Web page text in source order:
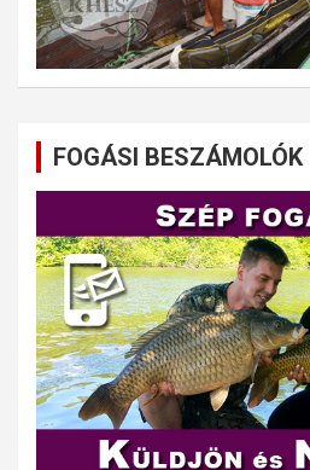
FOGÁSI BESZÁMOLÓK